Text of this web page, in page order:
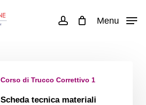
accountMenu
Corso di Trucco Correttivo 1
Scheda tecnica materiali